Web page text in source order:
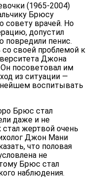
(1965-2004)
Брюсу
совету врачей. Но
допустил
повредили пенис.
со своей проблемой к
Джона
посоветовал им
из ситуации —
воспитывать
Брюс стал
даже и не
стал жертвой очень
Джон Мани
что половая
не
Брюс стал
наблюдения.